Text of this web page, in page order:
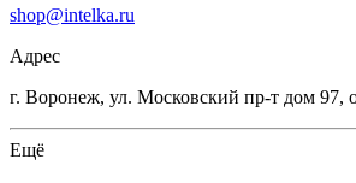
shop@intelka.ru
Адрес
г. Воронеж, ул. Московский пр-т дом 97,
Ещё